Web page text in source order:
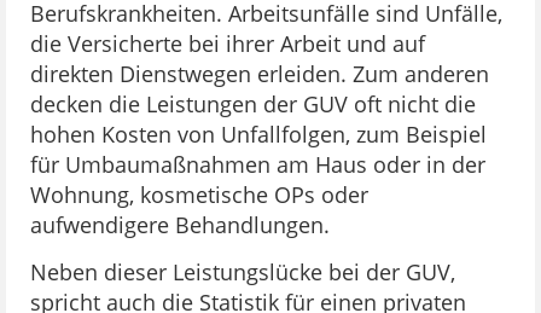
Berufskrankheiten. Arbeitsunfälle sind Unfälle,
die Versicherte bei ihrer Arbeit und auf
direkten Dienstwegen erleiden. Zum anderen
decken die Leistungen der GUV oft nicht die
hohen Kosten von Unfallfolgen, zum Beispiel
für Umbaumaßnahmen am Haus oder in der
Wohnung, kosmetische OPs oder
aufwendigere Behandlungen.
Neben dieser Leistungslücke bei der GUV,
spricht auch die Statistik für einen privaten